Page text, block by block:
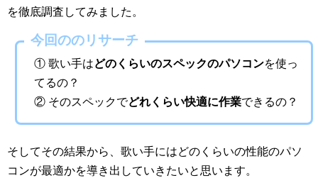
を徹底調査してみました。
今回ののリサーチ
① 歌い手はどのくらいのスペックのパソコンを使っ
てるの？
② そのスペックでどれくらい快適に作業できるの？
そしてその結果から、歌い手にはどのくらいの性能のパソ
コンが最適かを導き出していきたいと思います。